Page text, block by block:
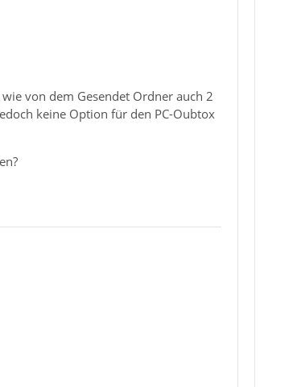
von dem Gesendet Ordner auch 2
keine Option für den PC-Oubtox